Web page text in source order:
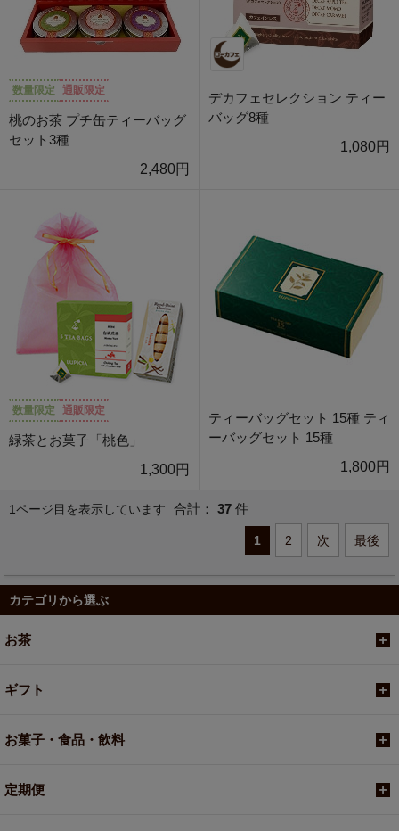
数量限定 通販限定
桃のお茶 プチ缶ティーバッグ
セット3種
2,480円
デカフェセレクション ティー
バッグ8種
1,080円
数量限定 通販限定
緑茶とお菓子「桃色」
1,300円
ティーバッグセット 15種 ティ
ーバッグセット 15種
1,800円
1ページ目を表示しています 合計： 37 件
1 2 次 最後
カテゴリから選ぶ
お茶
ギフト
お菓子・食品・飲料
定期便